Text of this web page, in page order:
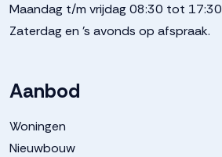
Maandag t/m vrijdag 08:30 tot 17:30
Zaterdag en 's avonds op afspraak.
Aanbod
Woningen
Nieuwbouw